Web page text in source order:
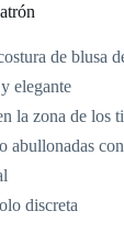
de blusa
elegante
la zona de los
abullonadas
discreta